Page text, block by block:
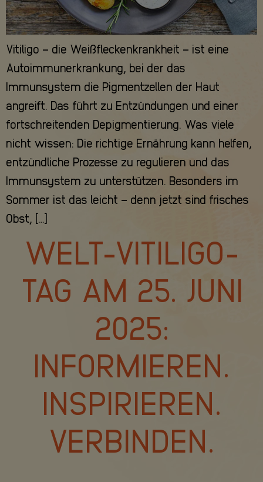
Vitiligo – die Weißfleckenkrankheit – ist eine
Autoimmunerkrankung, bei der das
Immunsystem die Pigmentzellen der Haut
angreift. Das führt zu Entzündungen und einer
fortschreitenden Depigmentierung. Was viele
nicht wissen: Die richtige Ernährung kann helfen,
entzündliche Prozesse zu regulieren und das
Immunsystem zu unterstützen. Besonders im
Sommer ist das leicht – denn jetzt sind frisches
Obst, […]
WELT-VITILIGO-
TAG AM 25. JUNI
2025:
INFORMIEREN.
INSPIRIEREN.
VERBINDEN.